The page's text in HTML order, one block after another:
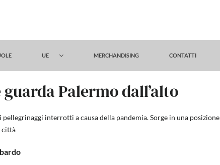
UE MERCHANDISING CONTATTI
Palermo dall’alto
interrotti a causa della pandemia. Sorge in una posizione
città